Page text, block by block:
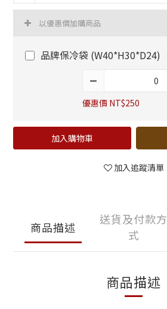
以優惠價加購商品
品牌保冷袋 (W40*H30*D24)
優惠價 NT$250
加入購物車
加入追蹤清單
商品描述
送貨及付款方
式
商品描述